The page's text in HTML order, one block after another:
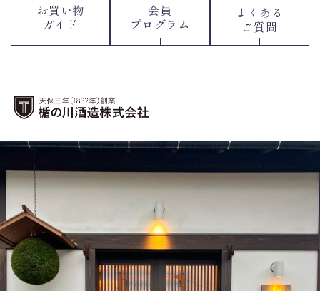
お買い物
ガイド
会員
プログラム
よくある
ご質問